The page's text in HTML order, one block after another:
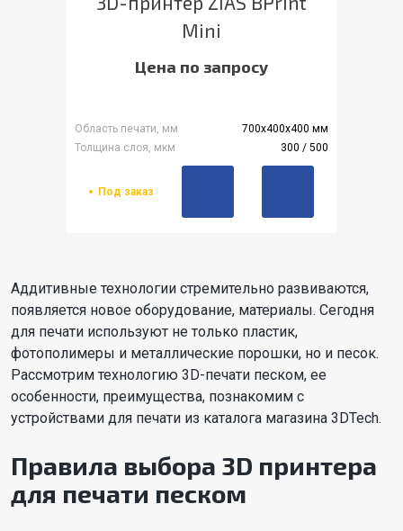
Mini
Цена по запросу
Область печати, мм
700х400х400 мм
Толщина слоя, мкм
300 / 500
Под заказ
Аддитивные технологии стремительно развиваются,
появляется новое оборудование, материалы. Сегодня
для печати используют не только пластик,
фотополимеры и металлические порошки, но и песок.
Рассмотрим технологию 3D-печати песком, ее
особенности, преимущества, познакомим с
устройствами для печати из каталога магазина 3DTech.
Правила выбора 3D принтера
для печати песком